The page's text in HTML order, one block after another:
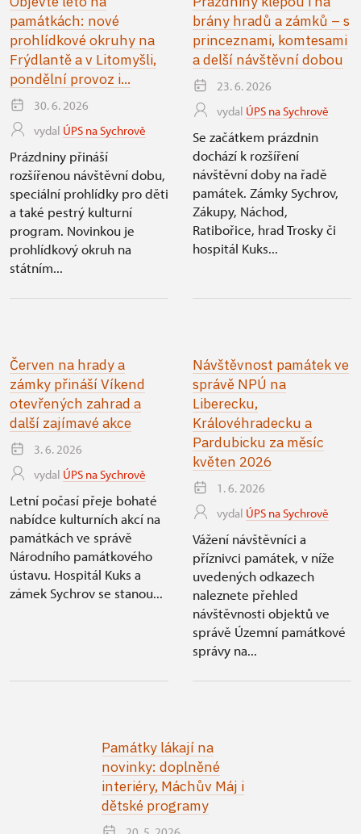
památkách: nové
prohlídkové okruhy na
Frýdlantě a v Litomyšli,
pondělní provoz i...
30. 6. 2026
vydal ÚPS na Sychrově
Prázdniny přináší
rozšířenou návštěvní dobu,
speciální prohlídky pro děti
a také pestrý kulturní
program. Novinkou je
prohlídkový okruh na
státním...
brány hradů a zámků – s
princeznami, komtesami
a delší návštěvní dobou
23. 6. 2026
vydal ÚPS na Sychrově
Se začátkem prázdnin
dochází k rozšíření
návštěvní doby na řadě
památek. Zámky Sychrov,
Zákupy, Náchod,
Ratibořice, hrad Trosky či
hospitál Kuks...
Červen na hrady a
zámky přináší Víkend
otevřených zahrad a
další zajímavé akce
3. 6. 2026
vydal ÚPS na Sychrově
Letní počasí přeje bohaté
nabídce kulturních akcí na
památkách ve správě
Národního památkového
ústavu. Hospitál Kuks a
zámek Sychrov se stanou...
Návštěvnost památek ve
správě NPÚ na
Liberecku,
Královéhradecku a
Pardubicku za měsíc
květen 2026
1. 6. 2026
vydal ÚPS na Sychrově
Vážení návštěvníci a
příznivci památek, v níže
uvedených odkazech
naleznete přehled
návštěvnosti objektů ve
správě Územní památkové
správy na...
Památky lákají na
novinky: doplněné
interiéry, Máchův Máj i
dětské programy